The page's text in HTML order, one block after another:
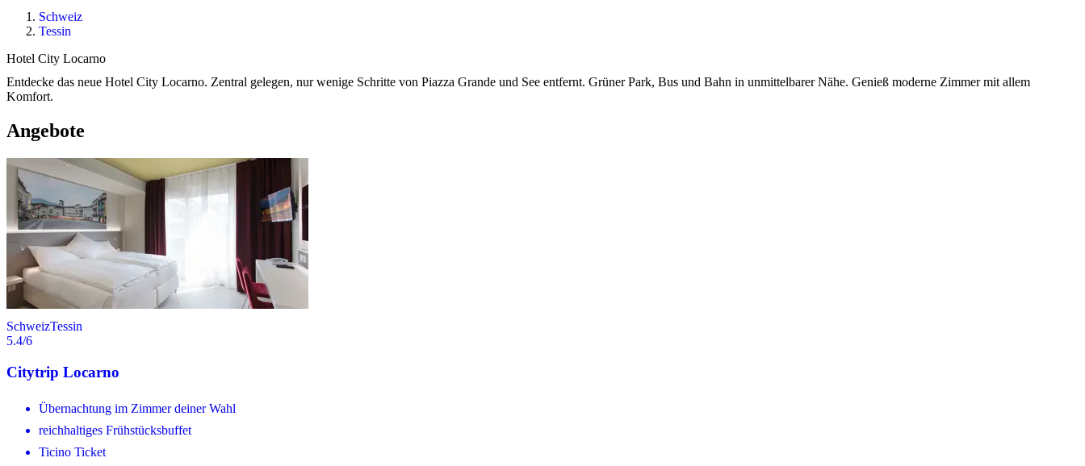
Schweiz
Tessin
Hotel City Locarno
Entdecke das neue Hotel City Locarno. Zentral gelegen, nur wenige Schritte von Piazza Grande und See entfernt. Grüner Park, Bus und Bahn in unmittelbarer Nähe. Genieß moderne Zimmer mit allem
Komfort.
Angebote
SchweizTessin
5.4/6
Citytrip Locarno
Übernachtung im Zimmer deiner Wahl
reichhaltiges Frühstücksbuffet
Ticino Ticket